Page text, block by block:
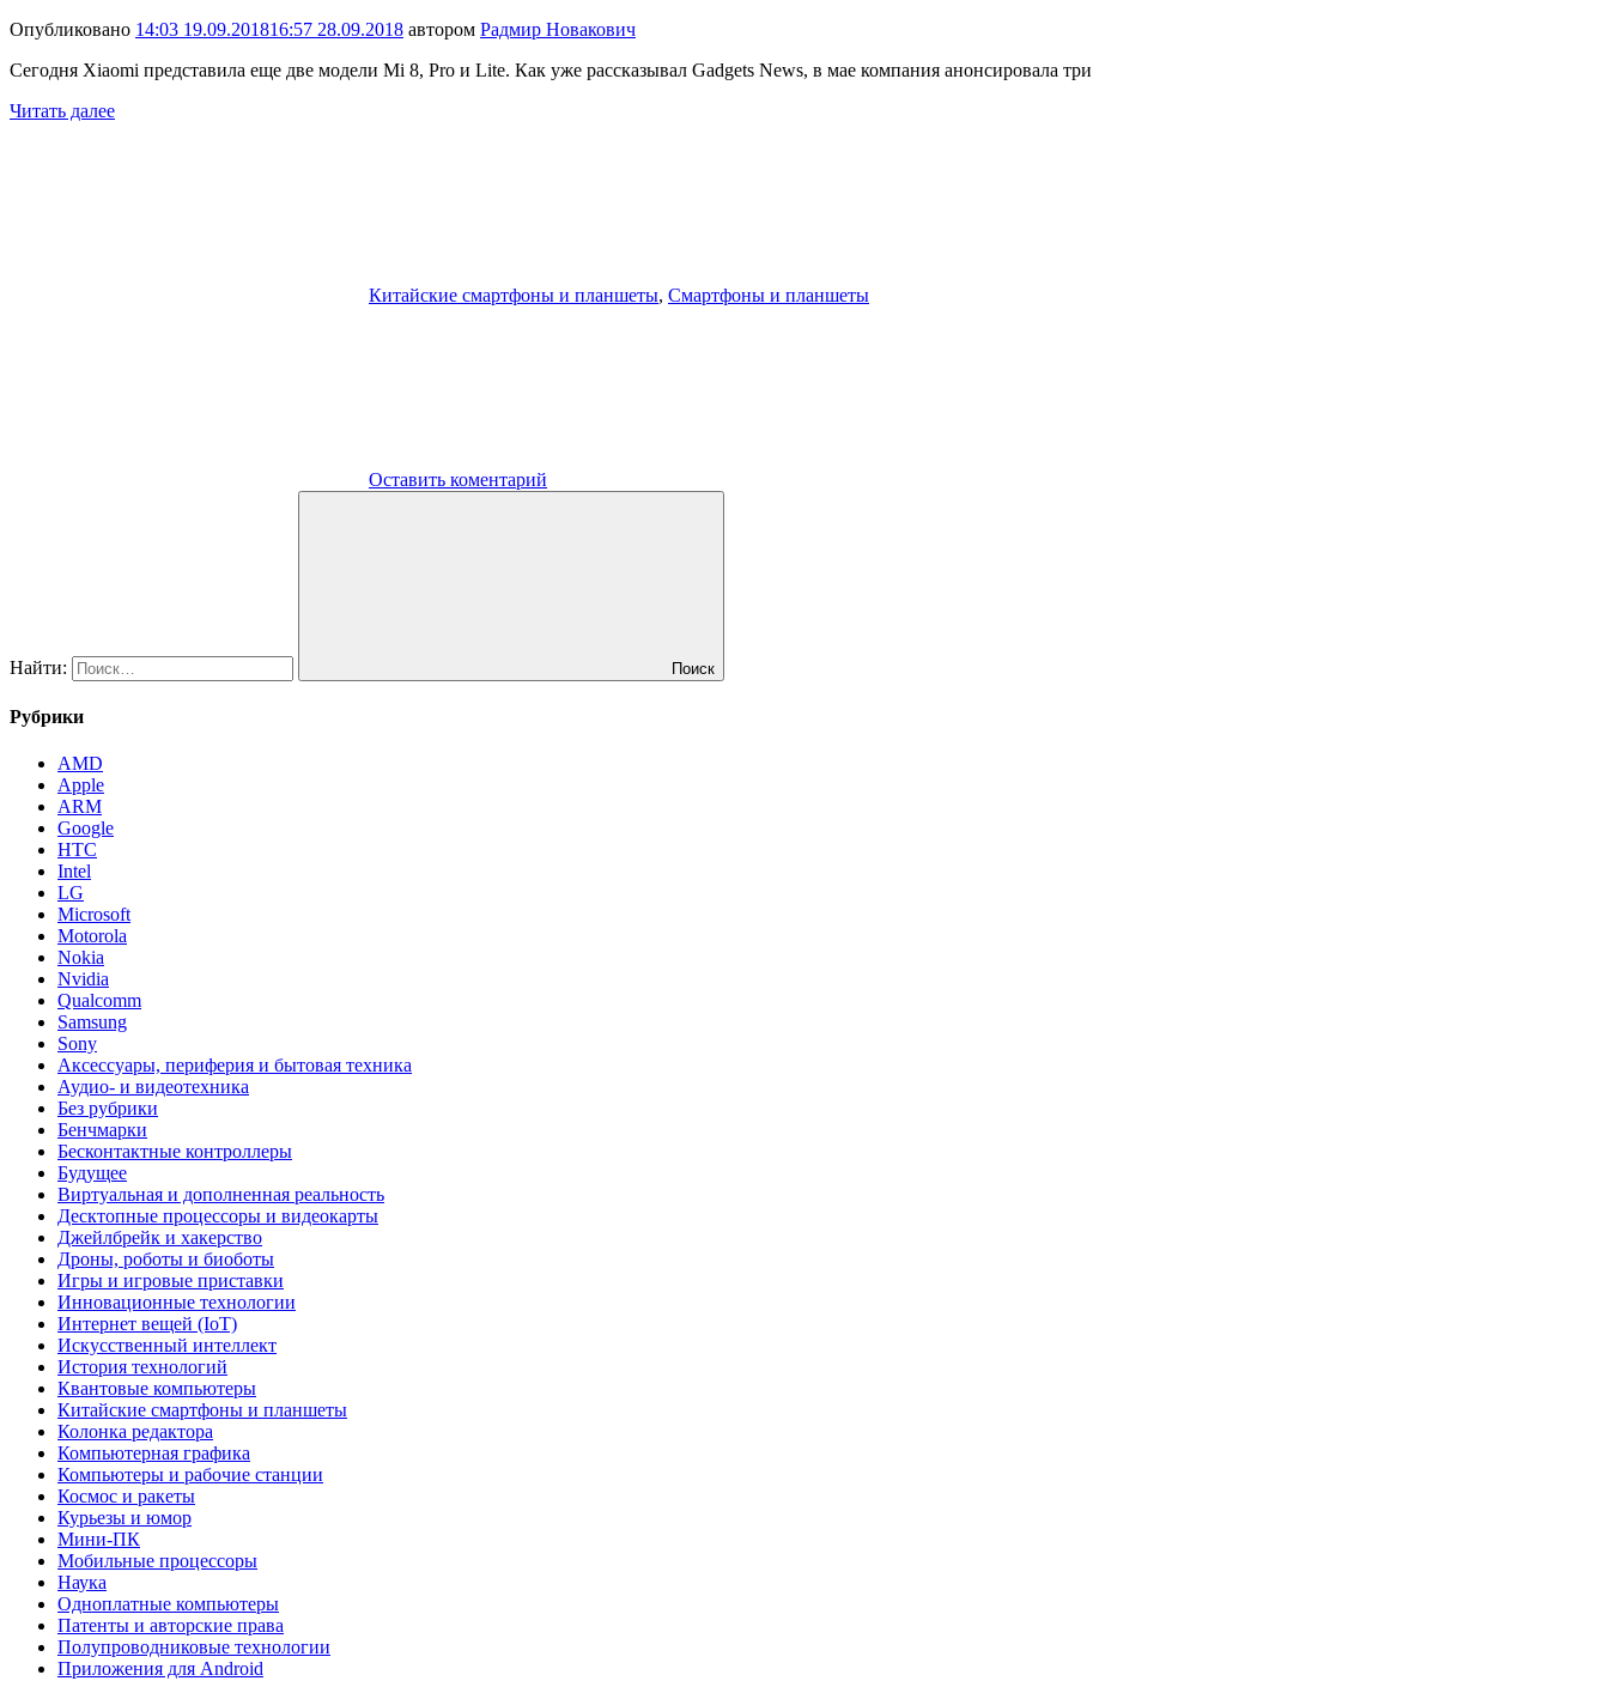
Опубликовано 14:03 19.09.201816:57 28.09.2018 автором Радмир Новакович
Сегодня Xiaomi представила еще две модели Mi 8, Pro и Lite. Как уже рассказывал Gadgets News, в мае компания анонсировала три
Читать далее
Китайские смартфоны и планшеты, Смартфоны и планшеты
Оставить коментарий
Найти: Поиск
Рубрики
AMD
Apple
ARM
Google
HTC
Intel
LG
Microsoft
Motorola
Nokia
Nvidia
Qualcomm
Samsung
Sony
Аксессуары, периферия и бытовая техника
Аудио- и видеотехника
Без рубрики
Бенчмарки
Бесконтактные контроллеры
Будущее
Виртуальная и дополненная реальность
Десктопные процессоры и видеокарты
Джейлбрейк и хакерство
Дроны, роботы и биоботы
Игры и игровые приставки
Инновационные технологии
Интернет вещей (IoT)
Искусственный интеллект
История технологий
Квантовые компьютеры
Китайские смартфоны и планшеты
Колонка редактора
Компьютерная графика
Компьютеры и рабочие станции
Космос и ракеты
Курьезы и юмор
Мини-ПК
Мобильные процессоры
Наука
Одноплатные компьютеры
Патенты и авторские права
Полупроводниковые технологии
Приложения для Android